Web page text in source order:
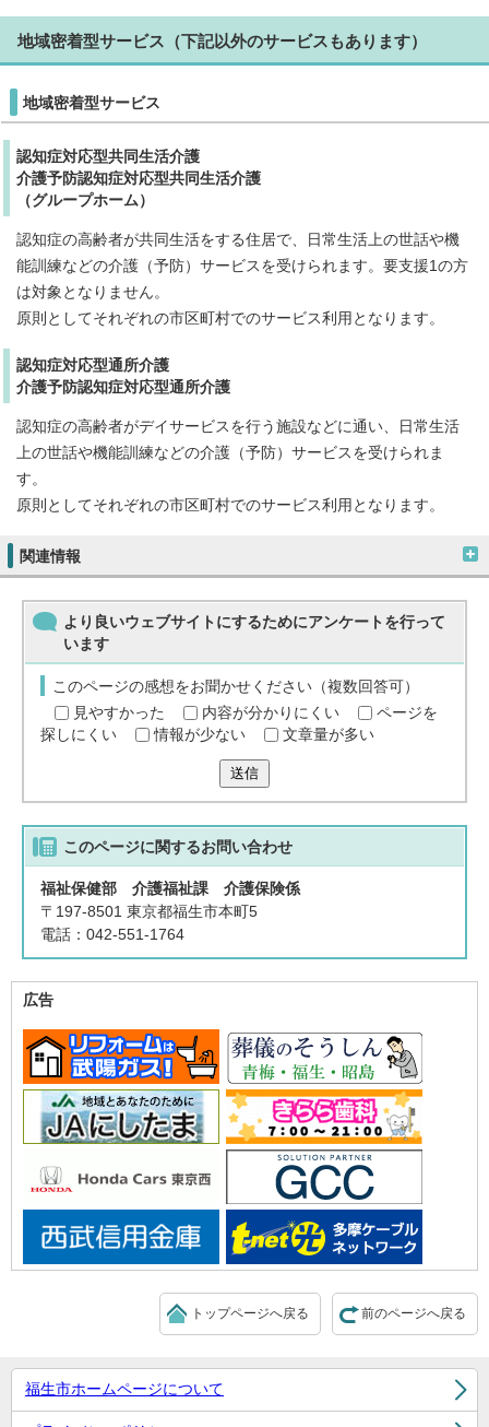
地域密着型サービス（下記以外のサービスもあります）
地域密着型サービス
認知症対応型共同生活介護
介護予防認知症対応型共同生活介護
（グループホーム）
認知症の高齢者が共同生活をする住居で、日常生活上の世話や機
能訓練などの介護（予防）サービスを受けられます。要支援1の方
は対象となりません。
原則としてそれぞれの市区町村でのサービス利用となります。
認知症対応型通所介護
介護予防認知症対応型通所介護
認知症の高齢者がデイサービスを行う施設などに通い、日常生活
上の世話や機能訓練などの介護（予防）サービスを受けられま
す。
原則としてそれぞれの市区町村でのサービス利用となります。
関連情報
より良いウェブサイトにするためにアンケートを行って
います
このページの感想をお聞かせください（複数回答可）
見やすかった
内容が分かりにくい
ページを
探しにくい
情報が少ない 文章量が多い
送信
このページに関するお問い合わせ
福祉保健部 介護福祉課 介護保険係
〒197-8501 東京都福生市本町5
電話：042-551-1764
広告
前のページへ戻る
トップページへ戻る
福生市ホームページについて